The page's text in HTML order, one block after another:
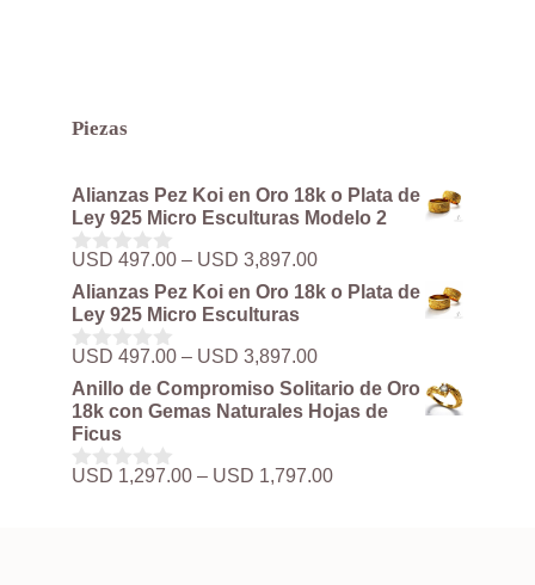
Piezas
Alianzas Pez Koi en Oro 18k o Plata de
Ley 925 Micro Esculturas Modelo 2
0
d
e
5
USD 497.00 – USD 3,897.00Rango
de
precios:
USD 497.00
USD 3,897.00
Alianzas Pez Koi en Oro 18k o Plata de
Ley 925 Micro Esculturas
0
d
e
5
USD 497.00 – USD 3,897.00Rango
de
precios:
desde
hasta
Anillo de Compromiso Solitario de Oro
18k con Gemas Naturales Hojas de
Ficus
0
USD 1,297.00 – USD 1,797.00Rango